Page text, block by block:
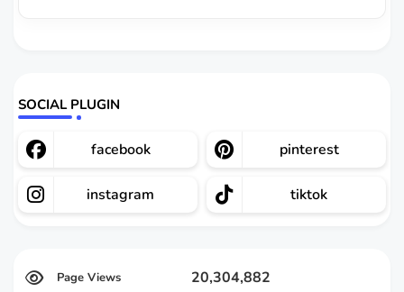
SOCIAL PLUGIN
facebook pinterest
instagram tiktok
20,304,882